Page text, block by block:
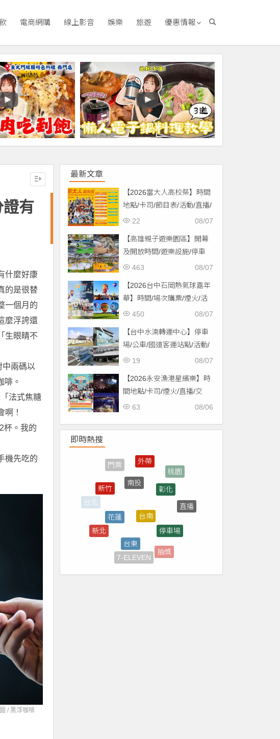
電商網購 線上影音 娛樂 旅遊 優惠情報
證有
什麼好康
的是很替
一個月的
麼浮誇還
生眼睛不
中兩碼以
啡。
法式焦糖
啊！
杯。我的
機先吃的
圖 /黑浮咖啡
最新文章
【2026當大人高校祭】時間
地點/卡司/節目表/活動/直播/
交通，免費入場！
08/07
22
【高雄親子遊樂園區】開幕
及開放時間/遊樂設施/停車
場/交通一次看！
08/07
463
【2026台中石岡熱氣球嘉年
華】時間/場次購票/煙火/活
動/交通，土牛運動公園登08/07
450
【台中水湳轉運中心】停車
場/公車/國道客運站點/活動/
交通，啟用免費停車！ 08/07
19
【2026永安漁港星繽樂】時
間地點/卡司/煙火/直播/交
通，免費入場！
08/06
63
即時熱搜
新竹
南投
彰化
轉播
煙火
菜單
新北
花蓮
台南
停車場
抽獎
7-ELEVEN
台東